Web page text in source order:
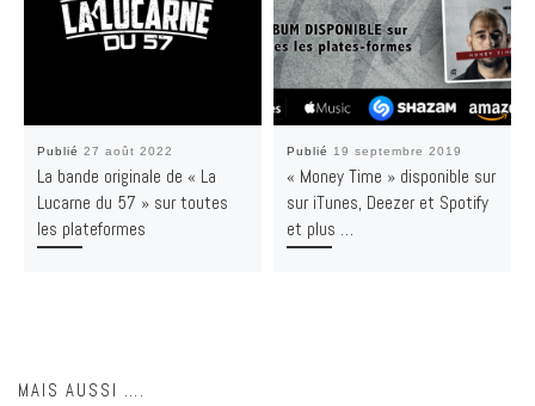
Publié 27 août 2022
La bande originale de « La
Lucarne du 57 » sur toutes
les plateformes
Publié 19 septembre 2019
« Money Time » disponible sur
sur iTunes, Deezer et Spotify
et plus …
MAIS AUSSI ….